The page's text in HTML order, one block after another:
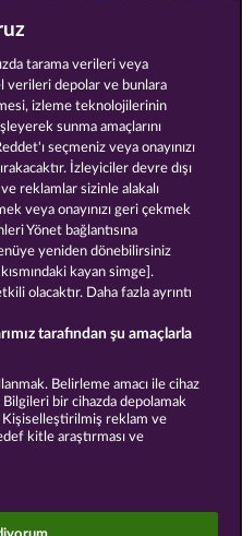
Ramses Book
Cleopatra's Crown
Beyanı Künye
Blog
gönder
eğlence amaçlıdır ve
kumar oyunlarında
tarama verileri veya
verileri depolar ve bunlara
izleme teknolojilerinin
sunma amaçlarını
seçmeniz veya onayınızı
İzleyiciler devre dışı
ve reklamlar sizinle alakalı
veya onayınızı geri çekmek
Yönet bağlantısına
yeniden dönebilirsiniz
kayan simge].
olacaktır. Daha fazla ayrıntı
tarafından şu amaçlarla
Belirleme amacı ile cihaz
bir cihazda depolamak
reklam ve
kitle araştırması ve